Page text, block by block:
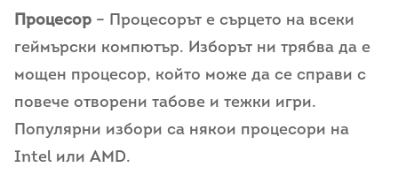
Процесор – Процесорът е сърцето на всеки
геймърски компютър. Изборът ни трябва да е
мощен процесор, който може да се справи с
повече отворени табове и тежки игри.
Популярни избори са някои процесори на
Intel или AMD.